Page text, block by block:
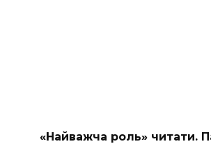
«Найважча роль» читати.